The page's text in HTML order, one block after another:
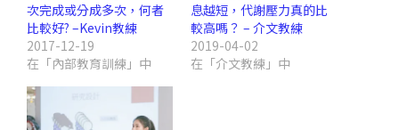
次完成或分成多次，何者
比較好? –Kevin教練
2017-12-19
在「內部教育訓練」中
息越短，代謝壓力真的比
較高嗎？ – 介文教練
2019-04-02
在「介文教練」中